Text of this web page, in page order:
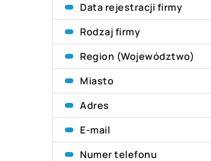
Data rejestracji firmy
Rodzaj firmy
Region (Województwo)
Miasto
Adres
E-mail
Numer telefonu